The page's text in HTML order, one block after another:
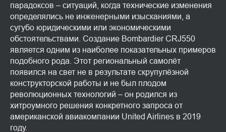
парадоксов – ситуаций, когда технические изменения
определялись не инженерными изысканиями, а
сугубо юридическими или экономическими
обстоятельствами. Создание Bombardier CRJ550
является одним из наиболее показательных примеров
подобного рода. Этот региональный самолёт
появился на свет не в результате скрупулёзной
конструкторской работы и не был плодом
революционных технологий – он родился из
хитроумного решения конкретного запроса от
американской авиакомпании United Airlines в 2019
году.